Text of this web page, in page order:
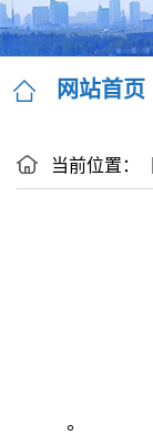
网站首页
当前位置：
。